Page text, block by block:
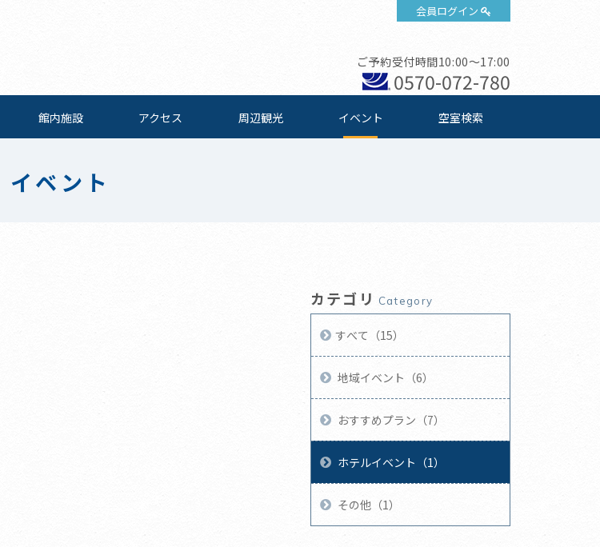
会員ログイン
ご予約受付時間10:00～17:00
0570-072-780
館内施設 アクセス 周辺観光 イベント 空室検索
イベント
カテゴリ Category
すべて（15）
地域イベント（6）
おすすめプラン（7）
ホテルイベント（1）
その他（1）